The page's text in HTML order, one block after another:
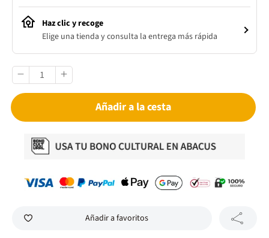
Haz clic y recoge
Elige una tienda y consulta la entrega más rápida
Añadir a la cesta
Añadir a favoritos